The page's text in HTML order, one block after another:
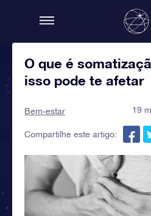
O que é
isso pode te afetar
Bem-estar 19
Compartilhe este artigo: